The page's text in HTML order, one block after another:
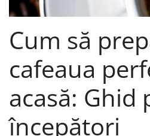
Cum să
cafeaua
acasă: Ghid
începători